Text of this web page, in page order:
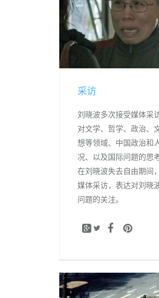
采访
刘晓波多次接受媒体采
对文学、哲学、政治、
想等领域、中国政治和
况、以及国际问题的思
在刘晓波失去自由期间
媒体采访，表达对刘晓
问题的关注。